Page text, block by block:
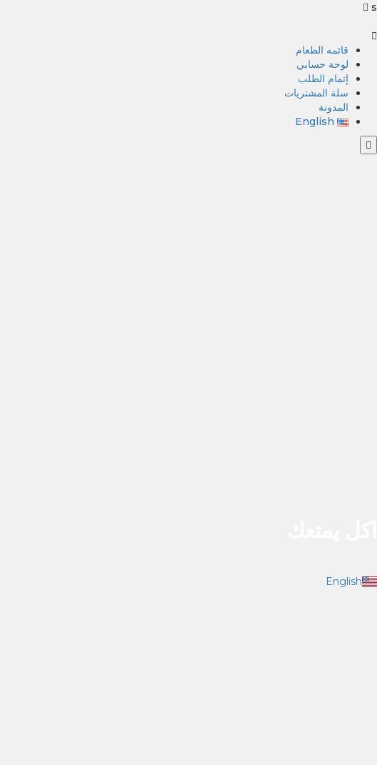
s
قائمه الطعام
لوحة حسابي
إتمام الطلب
سلة المشتريات
المدونة
English
English